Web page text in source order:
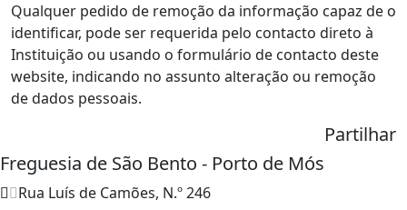
Qualquer pedido de remoção da informação capaz de o
identificar, pode ser requerida pelo contacto direto à
Instituição ou usando o formulário de contacto deste
website, indicando no assunto alteração ou remoção
de dados pessoais.
Partilhar
Freguesia de São Bento - Porto de Mós
Rua Luís de Camões, N.º 246